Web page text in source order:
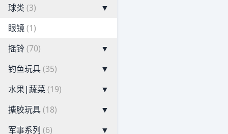
球类 (3)
▼
眼镜(1)
摇铃(70)
▼
钓鱼玩具(35)
▼
水果|蔬菜(19)
▼
搪胶玩具(18)
▼
军事系列 (6)
▼